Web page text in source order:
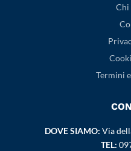
Chi
Termini
DOVE SIAMO: Via
TEL: